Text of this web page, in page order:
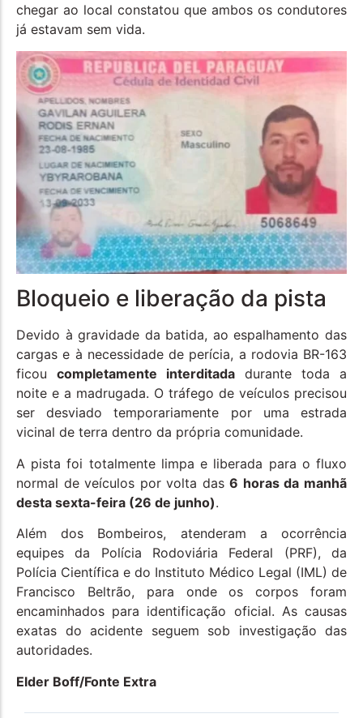
chegar ao local constatou que ambos os condutores
já estavam sem vida.
Bloqueio e liberação da pista
Devido à gravidade da batida, ao espalhamento das
cargas e à necessidade de perícia, a rodovia BR-163
ficou completamente interditada durante toda a
noite e a madrugada. O tráfego de veículos precisou
ser desviado temporariamente por uma estrada
vicinal de terra dentro da própria comunidade.
A pista foi totalmente limpa e liberada para o fluxo
normal de veículos por volta das6 horas da manhã
desta sexta-feira (26 de junho).
Além dos Bombeiros, atenderam a ocorrência
equipes da Polícia Rodoviária Federal (PRF), da
Polícia Científica e do Instituto Médico Legal (IML) de
Francisco Beltrão, para onde os corpos foram
encaminhados para identificação oficial. As causas
exatas do acidente seguem sob investigação das
autoridades.
Elder Boff/Fonte Extra